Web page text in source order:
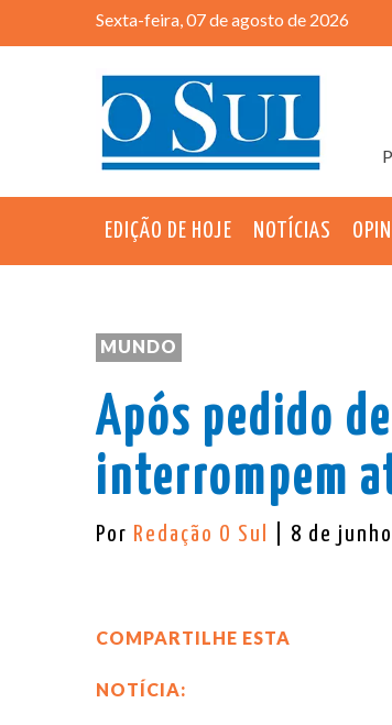
Sexta-feira, 07 de agosto de 2026
EDIÇÃO DE HOJE NOTÍCIAS
MUNDO
Após pedido
interrompem
Por Redação O Sul | 8 de
COMPARTILHE ESTA
NOTÍCIA: